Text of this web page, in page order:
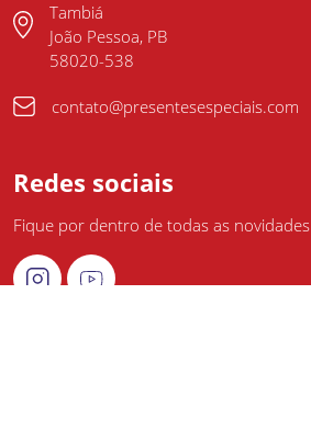
Tambiá
João Pessoa, PB
58020-538
contato@presentesespeciais.com
Redes sociais
Fique por dentro de todas as novidades